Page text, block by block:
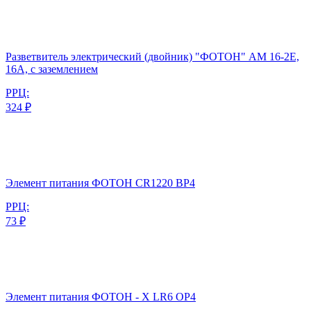
Разветвитель электрический (двойник) "ФОТОН" АМ 16-2Е,
16А, с заземлением
РРЦ:
324 ₽
Элемент питания ФОТОН CR1220 BP4
РРЦ:
73 ₽
Элемент питания ФОТОН - Х LR6 OP4